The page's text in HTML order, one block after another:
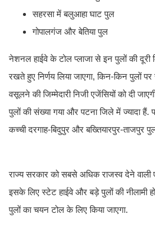
सहरसा में बलुआहा घाट पुल
गोपालगंज और बेतिया पुल
नेशनल हाईवे के टोल प्लाजा से इन पुलों की दूरी
रखते हुए निर्णय लिया जाएगा, किन-किन पुलों
वसूलने की जिम्मेदारी निजी एजेंसियों को दी
पुलों की संख्या गया और पटना जिले में ज्यादा
कच्ची दरगाह-बिदुपुर और बख्तियारपुर-ताजपुर
राज्य सरकार को सबसे अधिक राजस्व देने वाली
इसके लिए स्टेट हाईवे और बड़े पुलों की नीलामी
पुलों का चयन टोल के लिए किया जाएगा.